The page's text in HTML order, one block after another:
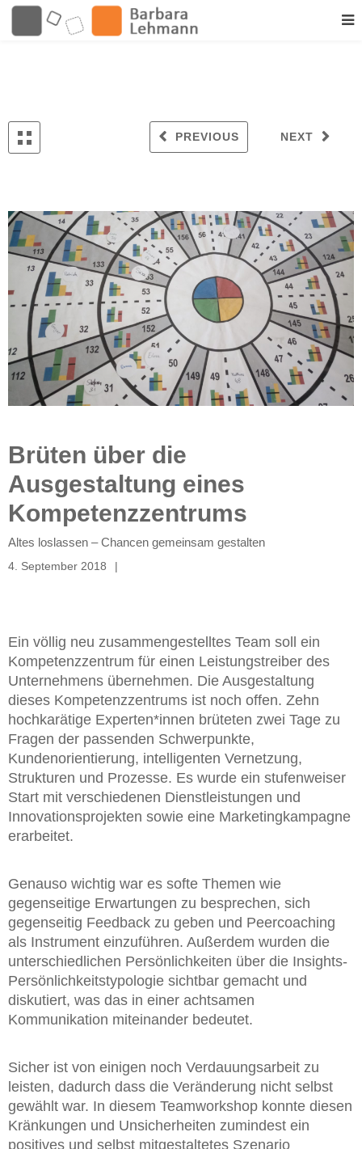
NEXT
PREVIOUS
Brüten über die
Ausgestaltung eines
Kompetenzzentrums
Altes loslassen – Chancen gemeinsam gestalten
4. September 2018
Ein völlig neu zusammengestelltes Team soll ein
Kompetenzzentrum für einen Leistungstreiber des
Unternehmens übernehmen. Die Ausgestaltung
dieses Kompetenzzentrums ist noch offen. Zehn
hochkarätige Experten*innen brüteten zwei Tage zu
Fragen der passenden Schwerpunkte,
Kundenorientierung, intelligenten Vernetzung,
Strukturen und Prozesse. Es wurde ein stufenweiser
Start mit verschiedenen Dienstleistungen und
Innovationsprojekten sowie eine Marketingkampagne
erarbeitet.
Genauso wichtig war es softe Themen wie
gegenseitige Erwartungen zu besprechen, sich
gegenseitig Feedback zu geben und Peercoaching
als Instrument einzuführen. Außerdem wurden die
unterschiedlichen Persönlichkeiten über die Insights-
Persönlichkeitstypologie sichtbar gemacht und
diskutiert, was das in einer achtsamen
Kommunikation miteinander bedeutet.
Sicher ist von einigen noch Verdauungsarbeit zu
leisten, dadurch dass die Veränderung nicht selbst
gewählt war. In diesem Teamworkshop konnte diesen
Kränkungen und Unsicherheiten zumindest ein
positives und selbst mitgestaltetes Szenario